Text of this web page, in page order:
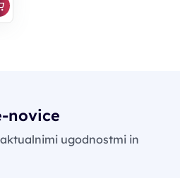
novice
ugodnostmi in